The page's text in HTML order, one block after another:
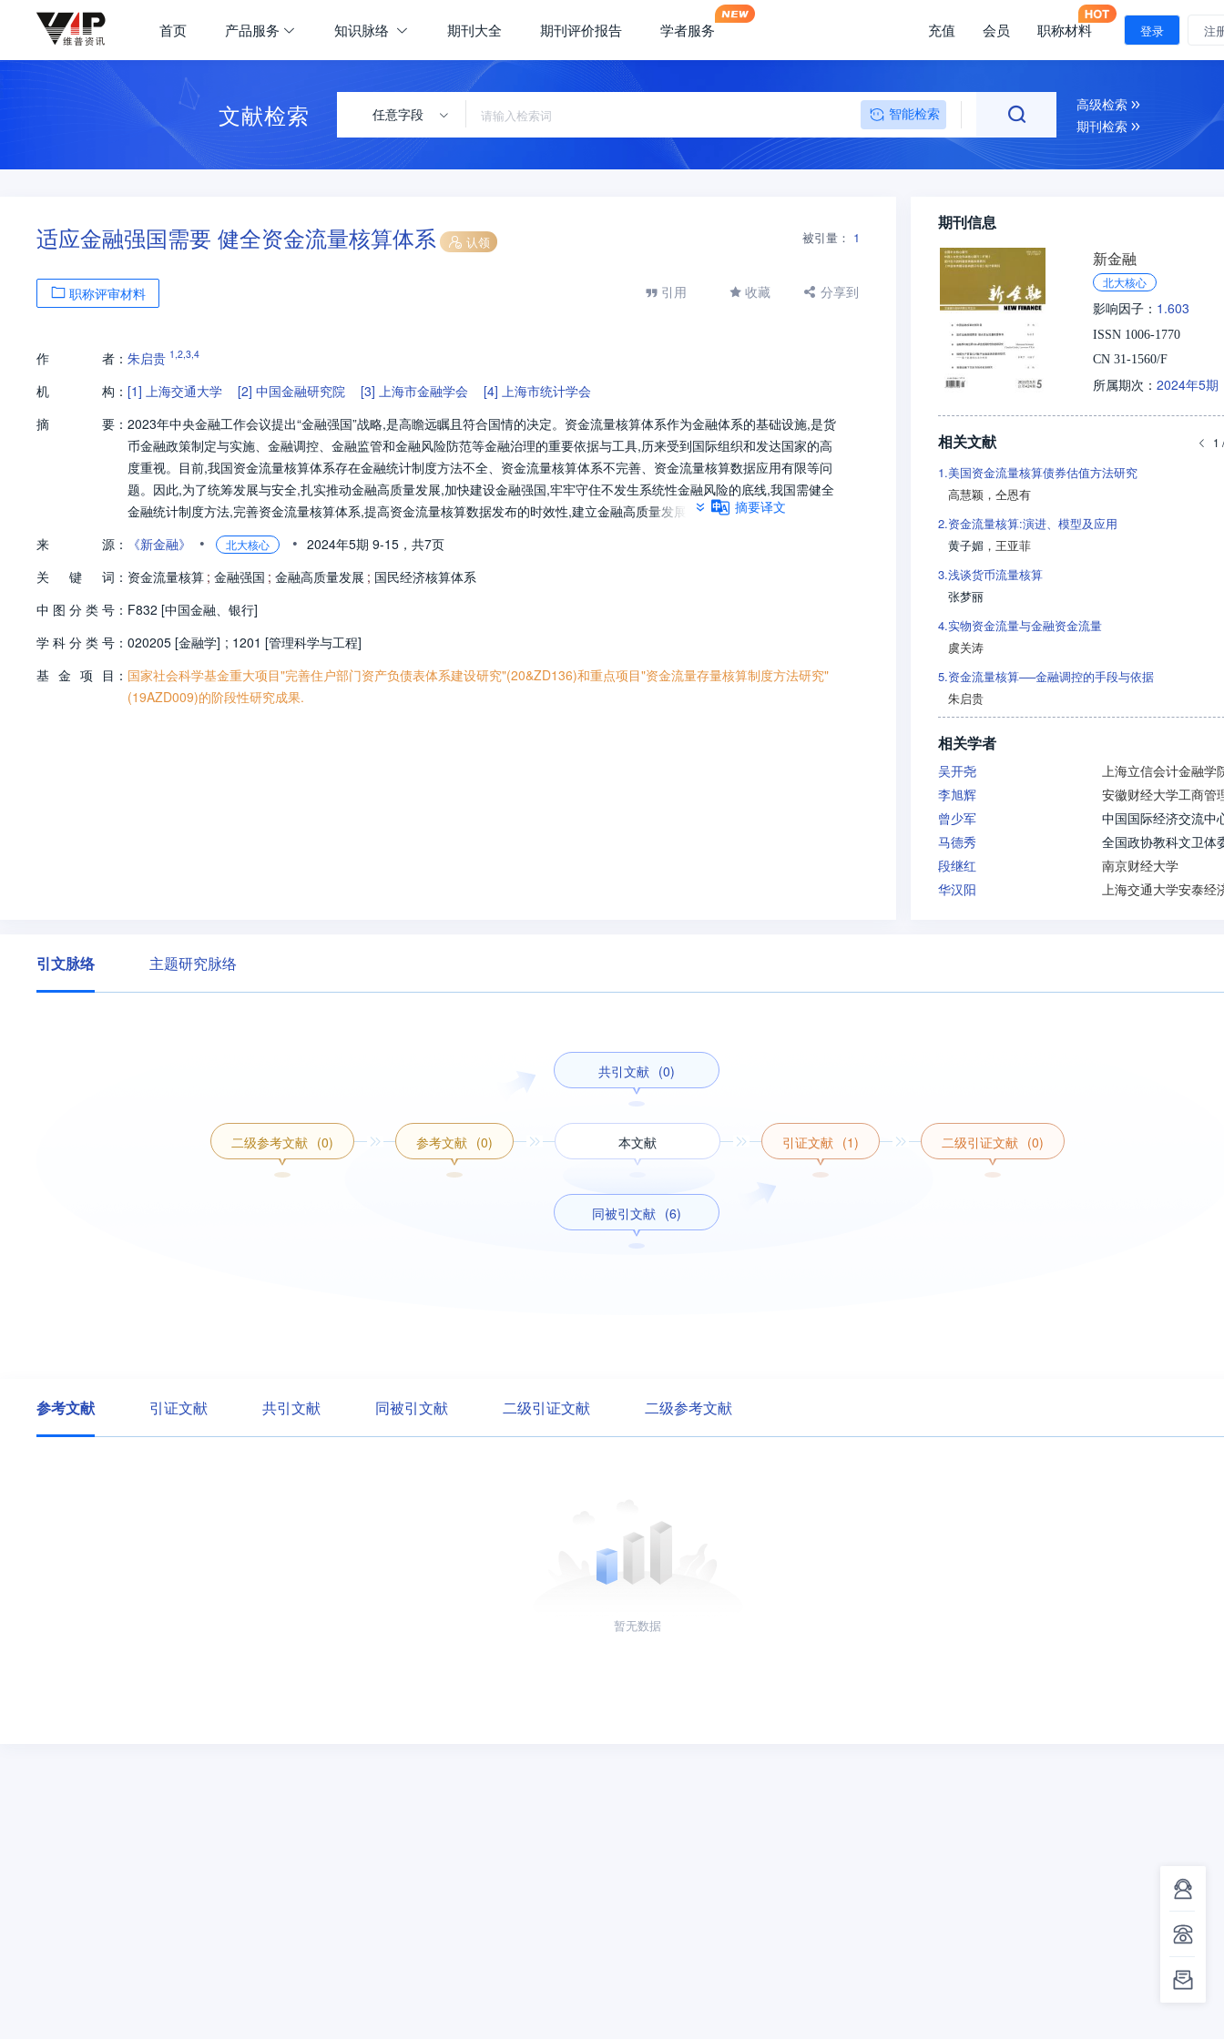
首页 产品服务 知识脉络 期刊大全 期刊评价报告 学者服务 充值 会员 职称材料 登录 注
文献检索 任意字段 智能检索
高级检索
期刊检索
适应金融强国需要 健全资金流量核算体系 认领 被引量： 1
职称评审材料 引用 收藏 分享到
作 者： 朱启贵 1 ,2,3,4
机 构： [1] 上海交通大学 [2] 中国金融研究院 [3] 上海市金融学会 [4] 上海市统计学会
摘
要： 2023年中央金融工作会议提出“金融强国”战略,是高瞻远瞩且符合国情的决定。资金流量核算体系作为金融体系的基础设施,是货
币金融政策制定与实施、金融调控、金融监管和金融风险防范等金融治理的重要依据与工具,历来受到国际组织和发达国家的高
度重视。目前,我国资金流量核算体系存在金融统计制度方法不全、资金流量核算体系不完善、资金流量核算数据应用有限等问
题。因此,为了统筹发展与安全,扎实推动金融高质量发展,加快建设金融强国,牢牢守住不发生系统性金融风险的底线,我国需健全
金融统计制度方法,完善资金流量核算体系,提高资金流量核算数据发布的时效性,建立金融高质量发展评价体系,构建金融稳定监
测系统,健全宏观金融政策框架,推进大数据技术在金融统计核算中的应用。
摘要译文
来 源： 《新金融》 • 北大核心 • 2024年5期 9-15， 共7页
关
键 词： 资金流量核算 ; 金融强国 ; 金融高质量发展 ; 国民经济核算体系
中 图 分 类 号： F832 [中国金融、银行]
学 科 分 类 号： 020205 [金融学] ; 1201 [管理科学与工程]
基 金 项 目： 国家社会科学基金重大项目"完善住户部门资产负债表体系建设研究"(20&ZD136)和重点项目"资金流量存量核算制度方法研究"
(19AZD009)的阶段性研究成果.
期刊信息
新金融
北大核心
影响因子： 1.603
ISSN 1006-1770
CN 31-1560/F
所属期次： 2024年5期
相关文献 1
1.美国资金流量核算债券估值方法研究
高慧颖 ， 仝恩有
2.资金流量核算:演进、模型及应用
黄子媚 ， 王亚菲
3.浅谈货币流量核算
张梦丽
4.实物资金流量与金融资金流量
虞关涛
5.资金流量核算──金融调控的手段与依据
朱启贵
相关学者
吴开尧
上海立信会计金融学
李旭辉
曾少军
中国国际经济交流中
马德秀
段继红
南京财经大学
华汉阳
引文脉络 主题研究脉络
二级参考文献 (0) 参考文献 (0)
共引文献 (0)
本文献
同被引文献 (6)
引证文献 (1) 二级引证文献 (0)
参考文献 引证文献 共引文献 同被引文献 二级引证文献 二级参考文献
暂无数据